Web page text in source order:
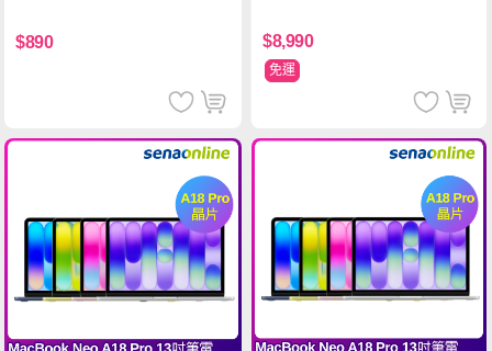
$890 $8,990
免運